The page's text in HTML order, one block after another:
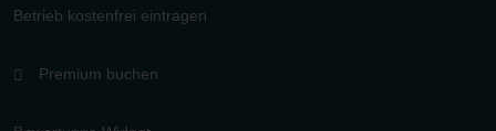
Betrieb kostenfrei eintragen
Premium buchen